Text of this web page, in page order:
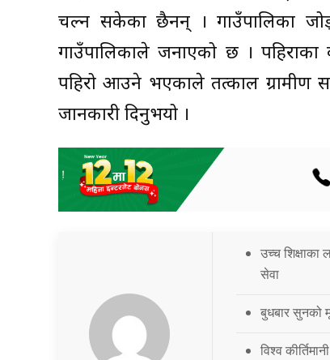
चल्न सकेका छैनन् । गाउँपालिका
गाउँपालिकाले जनाएको छ । पहिराका
पहिरो आउने भएकाले तत्काल ग्रामीण
जानकारी दिनुभयो ।
उच्च शिक्षाका
सेवा
बुधबार सुनको
विश्व